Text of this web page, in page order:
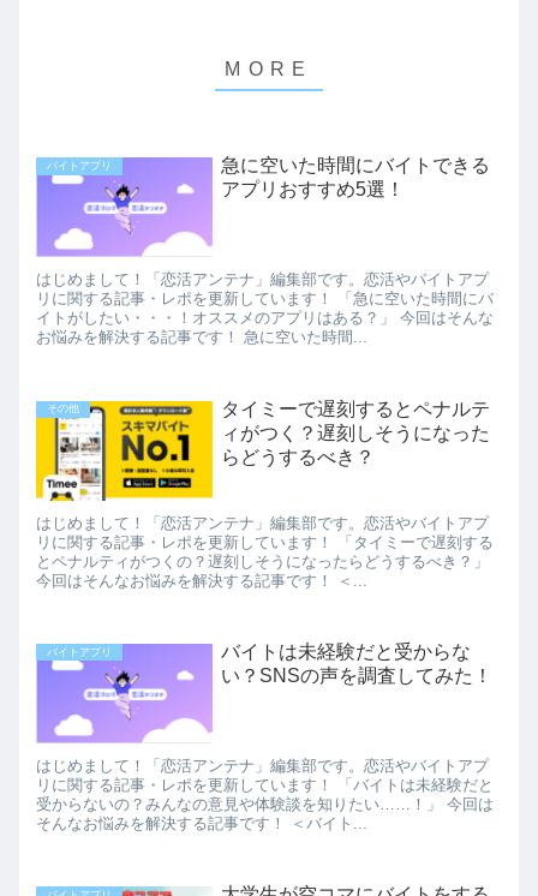
バイトアプリ
急に空いた時間にバイトできる
アプリおすすめ5選！
はじめまして！「恋活アンテナ」編集部です。恋活やバイトアプ
リに関する記事・レポを更新しています！ 「急に空いた時間にバ
イトがしたい・・・！オススメのアプリはある？」 今回はそんな
お悩みを解決する記事です！ 急に空いた時間...
その他
タイミーで遅刻するとペナルテ
ィがつく？遅刻しそうになった
らどうするべき？
はじめまして！「恋活アンテナ」編集部です。恋活やバイトアプ
リに関する記事・レポを更新しています！ 「タイミーで遅刻する
とペナルティがつくの？遅刻しそうになったらどうするべき？」
今回はそんなお悩みを解決する記事です！ ＜...
バイトアプリ
バイトは未経験だと受からな
い？SNSの声を調査してみた！
はじめまして！「恋活アンテナ」編集部です。恋活やバイトアプ
リに関する記事・レポを更新しています！ 「バイトは未経験だと
受からないの？みんなの意見や体験談を知りたい……！」 今回は
そんなお悩みを解決する記事です！ ＜バイト...